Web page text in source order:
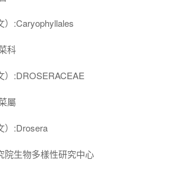
）:Caryophyllales
科
）:DROSERACEAE
屬
）:Drosera
院生物多樣性研究中心